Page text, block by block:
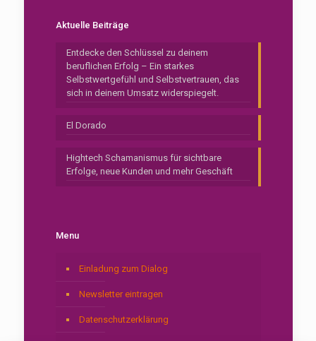
Aktuelle Beiträge
Entdecke den Schlüssel zu deinem
beruflichen Erfolg – Ein starkes
Selbstwertgefühl und Selbstvertrauen, das
sich in deinem Umsatz widerspiegelt.
El Dorado
Hightech Schamanismus für sichtbare
Erfolge, neue Kunden und mehr Geschäft
Menu
Einladung zum Dialog
Newsletter eintragen
Datenschutzerklärung